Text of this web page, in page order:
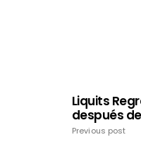
Liquits
después
Previous post